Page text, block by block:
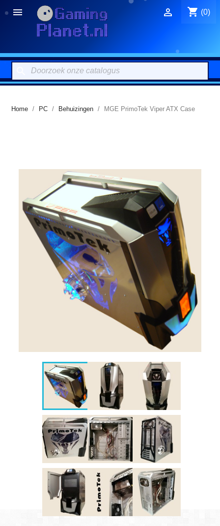
 shopping_cart (0)

Home PC Behuizingen MGE PrimoTek Viper ATX Case